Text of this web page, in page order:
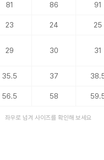
81 86 91
23 24 25
29 30 31
35.5 37
56.5 58
좌우로 넘겨 사이즈를 확인해 보세요